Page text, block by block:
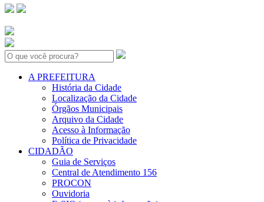
Search:
A PREFEITURA
História da Cidade
Localização da Cidade
Órgãos Municipais
Arquivo da Cidade
Acesso à Informação
Política de Privacidade
CIDADÃO
Guia de Serviços
Central de Atendimento 156
PROCON
Ouvidoria